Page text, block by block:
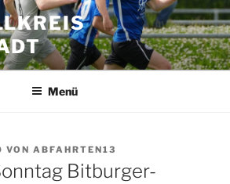
D
Menü
VON ABFAHRTEN13
Bitburger-